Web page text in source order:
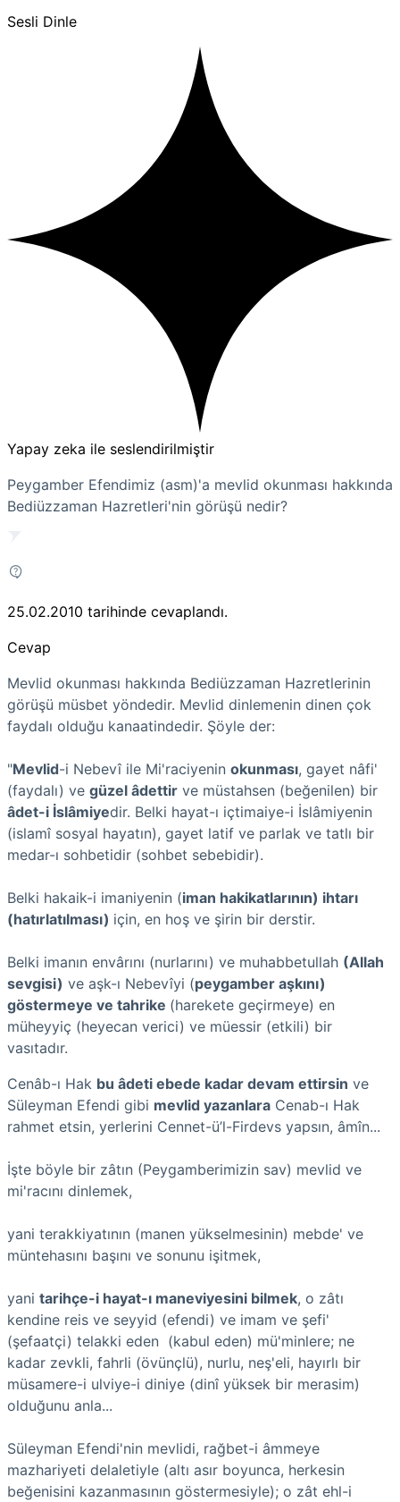
Sesli Dinle
Yapay zeka ile seslendirilmiştir
Peygamber Efendimiz (asm)'a mevlid okunması hakkında
Bediüzzaman Hazretleri'nin görüşü nedir?
25.02.2010 tarihinde cevaplandı.
Cevap
Mevlid okunması hakkında Bediüzzaman Hazretlerinin
görüşü müsbet yöndedir. Mevlid dinlemenin dinen çok
faydalı olduğu kanaatindedir. Şöyle der:
"Mevlid-i Nebevî ile Mi'raciyenin okunması, gayet nâfi'
(faydalı) ve güzel âdettir ve müstahsen (beğenilen) bir
âdet-i İslâmiyedir. Belki hayat-ı içtimaiye-i İslâmiyenin
(islamî sosyal hayatın), gayet latif ve parlak ve tatlı bir
medar-ı sohbetidir (sohbet sebebidir).
Belki hakaik-i imaniyenin (iman hakikatlarının) ihtarı
(hatırlatılması) için, en hoş ve şirin bir derstir.
Belki imanın envârını (nurlarını) ve muhabbetullah (Allah
sevgisi) ve aşk-ı Nebevîyi (peygamber aşkını)
göstermeye ve tahrike (harekete geçirmeye) en
müheyyiç (heyecan verici) ve müessir (etkili) bir
vasıtadır.
Cenâb-ı Hak bu âdeti ebede kadar devam ettirsin ve
Süleyman Efendi gibi mevlid yazanlara Cenab-ı Hak
rahmet etsin, yerlerini Cennet-ü’l-Firdevs yapsın, âmîn...
İşte böyle bir zâtın (Peygamberimizin sav) mevlid ve
mi'racını dinlemek,
yani terakkiyatının (manen yükselmesinin) mebde' ve
müntehasını başını ve sonunu işitmek,
yani tarihçe-i hayat-ı maneviyesini bilmek, o zâtı
kendine reis ve seyyid (efendi) ve imam ve şefi'
(şefaatçi) telakki eden (kabul eden) mü'minlere; ne
kadar zevkli, fahrli (övünçlü), nurlu, neş'eli, hayırlı bir
müsamere-i ulviye-i diniye (dinî yüksek bir merasim)
olduğunu anla...
Süleyman Efendi'nin mevlidi, rağbet-i âmmeye
mazhariyeti delaletiyle (altı asır boyunca, herkesin
beğenisini kazanmasının göstermesiyle); o zât ehl-i